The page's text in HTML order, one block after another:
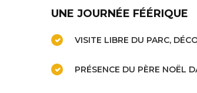
UNE JOURNÉE FÉÉRIQUE
VISITE LIBRE DU PARC,
PRÉSENCE DU PÈRE NOËL